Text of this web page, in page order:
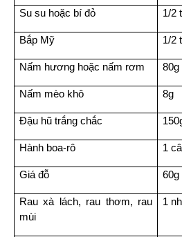
Su su hoặc bí đỏ 1/2
Bắp Mỹ 1/2
Nấm hương hoặc nấm rơm 80g
Nấm mèo khô 8g
Đậu hũ trắng chắc
Hành boa-rô 1
Giá đỗ 60g
Rau xà lách, rau thơm, rau
mùi
1